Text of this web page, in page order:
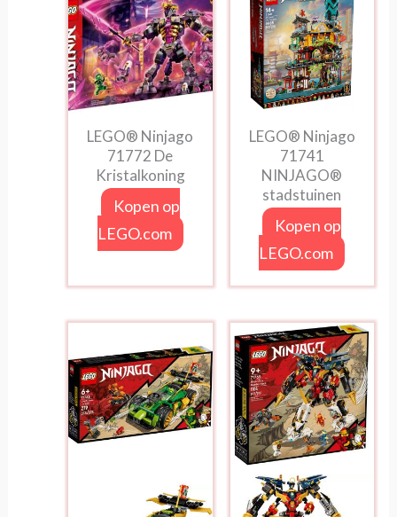
LEGO® Ninjago
71772 De
Kristalkoning
Kopen op
LEGO.com
LEGO® Ninjago
71741
NINJAGO®
stadstuinen
Kopen op
LEGO.com